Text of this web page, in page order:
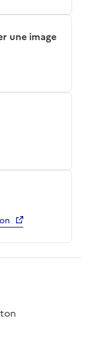
une image